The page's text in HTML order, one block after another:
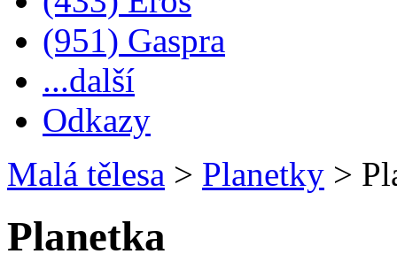
(951) Gaspra
...další
Odkazy
Malá tělesa > Planetky >
Planetka